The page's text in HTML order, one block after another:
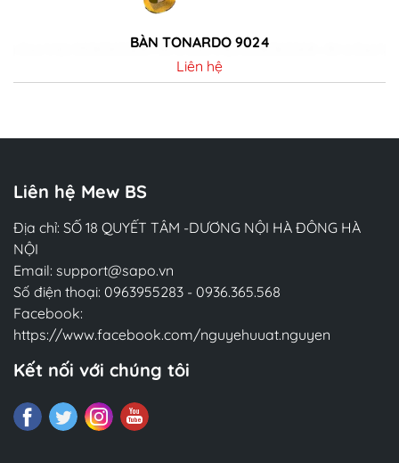
BÀN TONARDO 9024
Liên hệ
Liên hệ Mew BS
Địa chỉ: SỐ 18 QUYẾT TÂM -DƯƠNG NỘI HÀ ĐÔNG HÀ
NỘI
Email: support@sapo.vn
Số điện thoại: 0963955283 - 0936.365.568
Facebook:
https://www.facebook.com/nguyehuuat.nguyen
Kết nối với chúng tôi